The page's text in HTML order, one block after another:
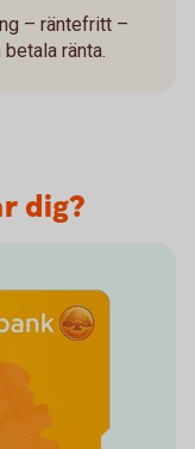
– räntefritt –
ränta.
dig?